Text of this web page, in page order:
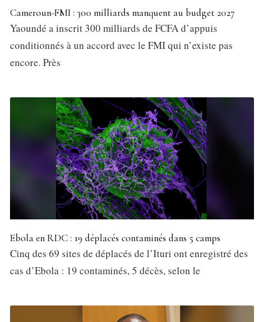
Cameroun-FMI : 300 milliards manquent au budget 2027
Yaoundé a inscrit 300 milliards de FCFA d’appuis
conditionnés à un accord avec le FMI qui n’existe pas
encore. Près
Ebola en RDC : 19 déplacés contaminés dans 5 camps
Cinq des 69 sites de déplacés de l’Ituri ont enregistré des
cas d’Ebola : 19 contaminés, 5 décès, selon le